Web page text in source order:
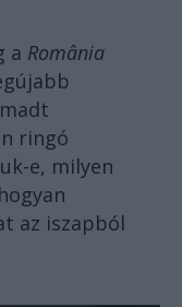
a România
ringó
e, milyen
az iszapból